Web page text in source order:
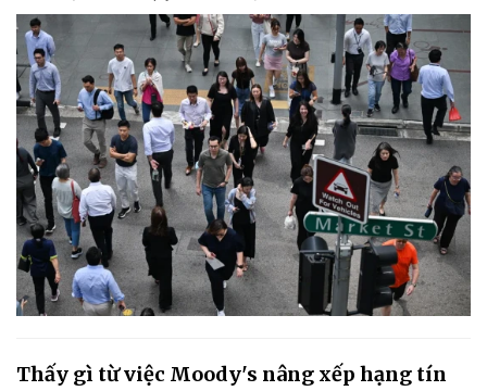
Thấy gì từ việc Moody's nâng xếp hạng tín